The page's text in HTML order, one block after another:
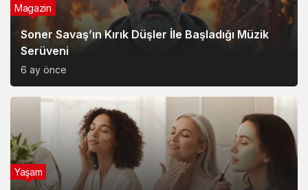
Soner Savaş’ın Kırık Düşler İle Başladığı Müzik
Serüveni
6 ay önce
Magazin
Yaşam